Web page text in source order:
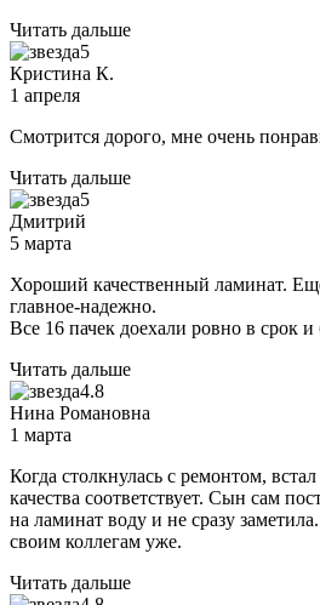
Читать дальше
5
Кристина К.
1 апреля
Смотрится дорого, мне очень
Читать дальше
5
Дмитрий
5 марта
Хороший качественный ламинат.
главное-надежно.
Все 16 пачек доехали ровно в срок
Читать дальше
4.8
Нина Романовна
1 марта
Когда столкнулась с ремонтом,
качества соответствует. Сын сам
на ламинат воду и не сразу
своим коллегам уже.
Читать дальше